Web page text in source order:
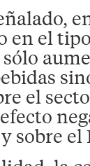
en el
sólo
el
sobre el